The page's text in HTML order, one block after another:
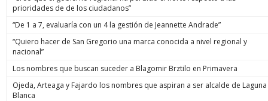
prioridades de de los ciudadanos”
“De 1 a 7, evaluaría con un 4 la gestión de Jeannette Andrade”
“Quiero hacer de San Gregorio una marca conocida a nivel regional y
nacional”
Los nombres que buscan suceder a Blagomir Brztilo en Primavera
Ojeda, Arteaga y Fajardo los nombres que aspiran a ser alcalde de Laguna
Blanca